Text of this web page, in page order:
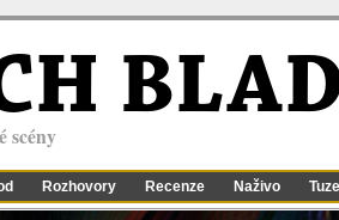
scény
Rozhovory Recenze Naživo